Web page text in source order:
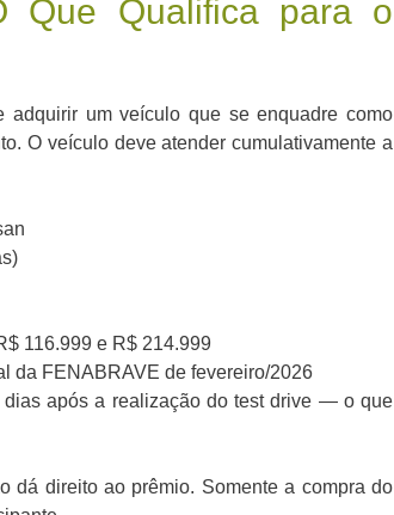
Que Qualifica para o
adquirir um veículo que se enquadre como
O veículo deve atender cumulativamente a
116.999 e R$ 214.999
da FENABRAVE de fevereiro/2026
após a realização do test drive — o que
dá direito ao prêmio. Somente a compra do